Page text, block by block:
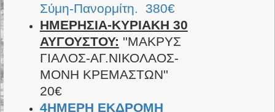
Σύμη-Πανορμίτη. 380€
ΗΜΕΡΗΣΙΑ-ΚΥΡΙΑΚΗ 30
ΑΥΓΟΥΣΤΟΥ: ''ΜΑΚΡΥΣ
ΓΙΑΛΟΣ-ΑΓ.ΝΙΚΟΛΑΟΣ-
ΜΟΝΗ ΚΡΕΜΑΣΤΩΝ''
20€
4ΗΜΕΡΗ ΕΚΔΡΟΜΗ